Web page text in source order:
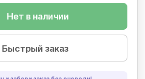
Нет в наличии
Быстрый заказ